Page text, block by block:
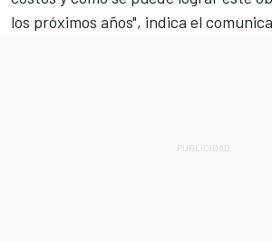
los próximos años", indica el